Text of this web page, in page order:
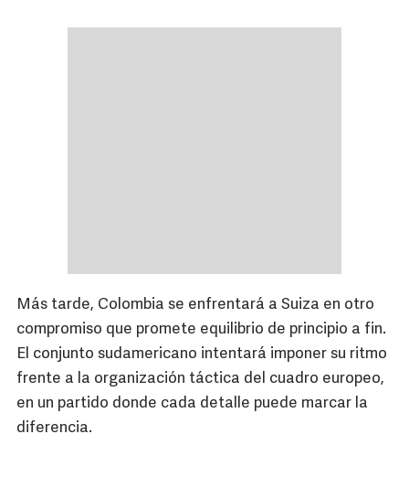
Más tarde, Colombia se enfrentará a Suiza en otro
compromiso que promete equilibrio de principio a fin.
El conjunto sudamericano intentará imponer su ritmo
frente a la organización táctica del cuadro europeo,
en un partido donde cada detalle puede marcar la
diferencia.